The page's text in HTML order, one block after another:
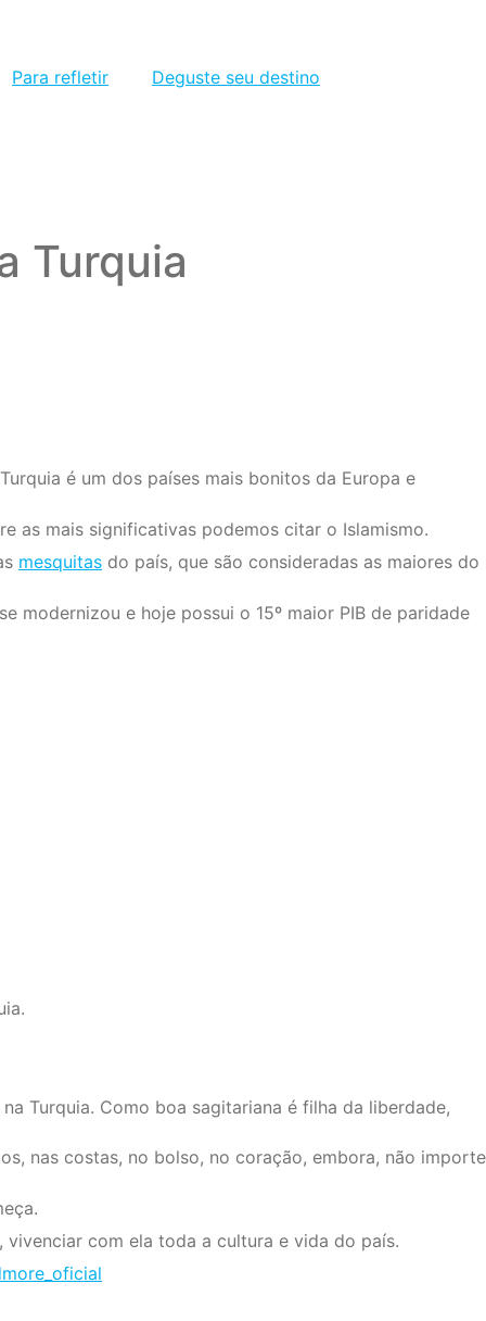
Para refletir Deguste seu destino
Turquia
é um dos países mais bonitos da Europa e
as mais significativas podemos citar o Islamismo.
mesquitas do país, que são consideradas as maiores do
modernizou e hoje possui o 15º maior PIB de paridade
Turquia. Como boa sagitariana é filha da liberdade,
nas costas, no bolso, no coração, embora, não importe
com ela toda a cultura e vida do país.